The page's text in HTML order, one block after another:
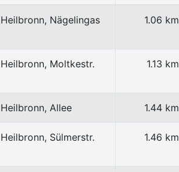
Heilbronn, Nägelingas 1.06 km
Heilbronn, Moltkestr. 1.13 km
Heilbronn, Allee 1.44 km
Heilbronn, Sülmerstr. 1.46 km